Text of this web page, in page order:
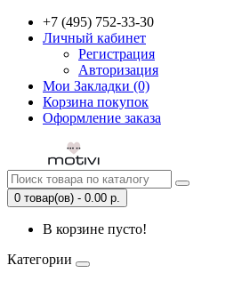
+7 (495) 752-33-30
Личный кабинет
Регистрация
Авторизация
Мои Закладки (0)
Корзина покупок
Оформление заказа
0 товар(ов) - 0.00 р.
В корзине пусто!
Категории